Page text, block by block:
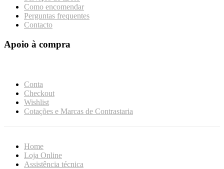
Como encomendar
Perguntas frequentes
Contacto
Apoio à compra
Conta
Checkout
Wishlist
Cotações e Marcas de Contrastaria
Home
Loja Online
Assistência técnica